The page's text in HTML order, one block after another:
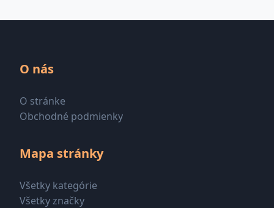
O nás
O stránke
Obchodné podmienky
Mapa stránky
Všetky kategórie
Všetky značky